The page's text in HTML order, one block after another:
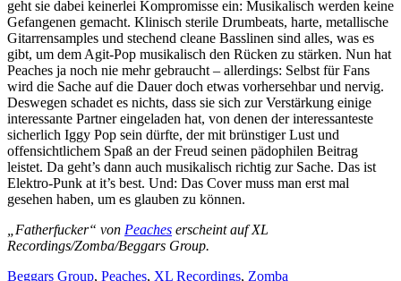
geht sie dabei keinerlei Kompromisse ein: Musikalisch werden keine
Gefangenen gemacht. Klinisch sterile Drumbeats, harte, metallische
Gitarrensamples und stechend cleane Basslinen sind alles, was es
gibt, um dem Agit-Pop musikalisch den Rücken zu stärken. Nun hat
Peaches ja noch nie mehr gebraucht – allerdings: Selbst für Fans
wird die Sache auf die Dauer doch etwas vorhersehbar und nervig.
Deswegen schadet es nichts, dass sie sich zur Verstärkung einige
interessante Partner eingeladen hat, von denen der interessanteste
sicherlich Iggy Pop sein dürfte, der mit brünstiger Lust und
offensichtlichem Spaß an der Freud seinen pädophilen Beitrag
leistet. Da geht’s dann auch musikalisch richtig zur Sache. Das ist
Elektro-Punk at it’s best. Und: Das Cover muss man erst mal
gesehen haben, um es glauben zu können.
„Fatherfucker“ von Peaches erscheint auf XL
Recordings/Zomba/Beggars Group.
Beggars Group, Peaches, XL Recordings, Zomba